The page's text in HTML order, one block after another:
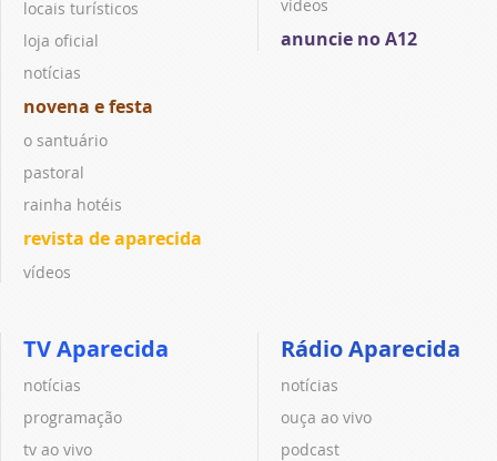
locais turísticos
loja oficial
notícias
novena e festa
o santuário
pastoral
rainha hotéis
revista de aparecida
vídeos
vídeos
anuncie no A12
TV Aparecida
notícias
programação
tv ao vivo
Rádio Aparecida
notícias
ouça ao vivo
podcast